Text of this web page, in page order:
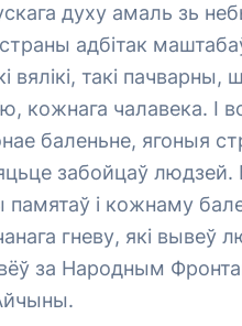
духу амаль зь
адбітак
вялікі, такі пачварны,
кожнага чалавека. І
баленьне, ягоныя
забойцаў
і кожнаму
гневу, які вывеў
за Народным